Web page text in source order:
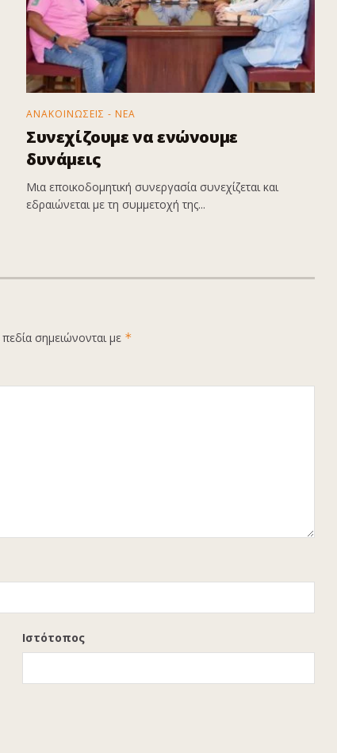
ΑΝΑΚΟΙΝΩΣΕΙΣ - ΝΕΑ
Συνεχίζουμε να ενώνουμε
δυνάμεις
Μια εποικοδομητική συνεργασία συνεχίζεται και
εδραιώνεται με τη συμμετοχή της...
σημειώνονται με *
Ιστότοπος